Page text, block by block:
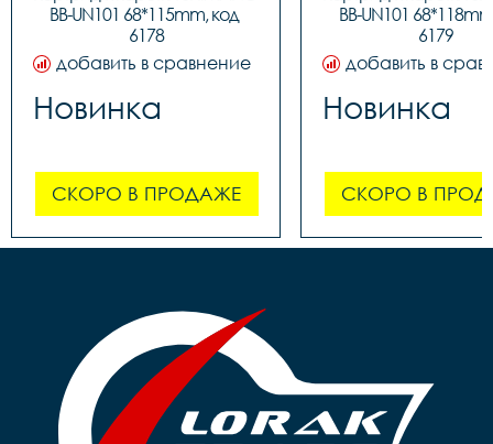
BB-UN101 68*115mm, код
6178
добавить в сравнение
Новинка
СКОРО В ПРОДАЖЕ
BB-UN101
6179
добавить в
Новинка
СКОРО В